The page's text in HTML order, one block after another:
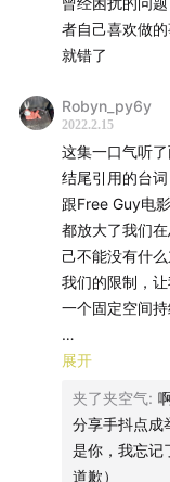
If you are
者自己喜欢做
就错了
Robyn_py6y
2022.2.15
这集一口气听了
结尾引用的台
跟Free Guy电
都放大了我们
己不能没有什
我们的限制，
一个固定空间持
除此之外，对
老师太会了！
满” 同时 “装
结果越活越窄
展开
夹了夹空气:
分享手抖点成
是你，我忘记
道歉）